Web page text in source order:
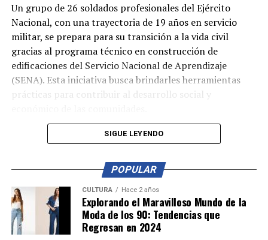
Un grupo de 26 soldados profesionales del Ejército
Nacional, con una trayectoria de 19 años en servicio
militar, se prepara para su transición a la vida civil
gracias al programa técnico en construcción de
edificaciones del Servicio Nacional de Aprendizaje
(SENA). Esta iniciativa busca brindarles herramientas
prácticas para contribuir al desarrollo social y
Durante su formación, los aprendices adquirieron
estructuras en concreto, instalaciones hidráulicas,
sanitarias y eléctricas. Estos conocimientos les
permitirán realizar obras sociales en municipios, como
la construcción de escuelas, centros de salud y espacios
comunitarios.
SIGUE LEYENDO
POPULAR
CULTURA Hace 2 años
Explorando el Maravilloso Mundo de la
Moda de los 90: Tendencias que
Regresan en 2024